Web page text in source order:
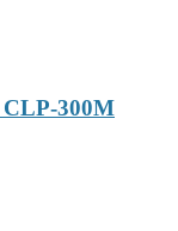
300M